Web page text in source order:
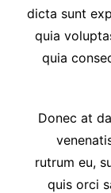
dicta sunt
quia
quia
Donec at
rutrum eu,
quis orci